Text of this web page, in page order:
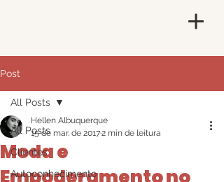
Post
All Posts
Clientes
Autoconhecimento
All Posts
Moda e
Hellen Albuquerque
15 de mar. de 20172 min de leitura